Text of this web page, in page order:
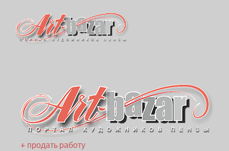
+ продать работу